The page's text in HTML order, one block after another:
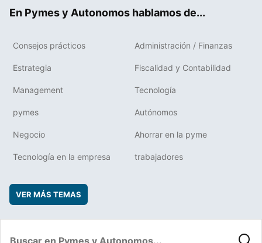
En Pymes y Autonomos hablamos de...
Consejos prácticos Administración / Finanzas
Estrategia Fiscalidad y Contabilidad
Management Tecnología
pymes Autónomos
Negocio Ahorrar en la pyme
Tecnología en la empresa trabajadores
VER MÁS TEMAS